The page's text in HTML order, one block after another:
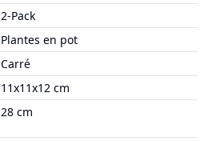
2-Pack
Plantes en pot
Carré
11x11x12 cm
28 cm